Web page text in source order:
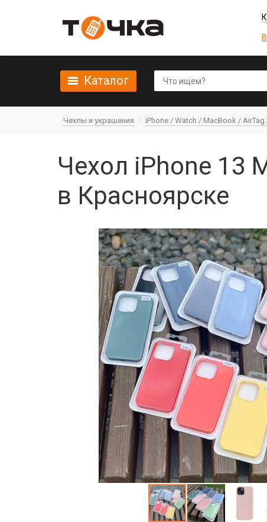
Каталог
Чехлы и украшения iPhone / Watch / MacBook / AirTag
Чехол iPhone 13
в Красноярске